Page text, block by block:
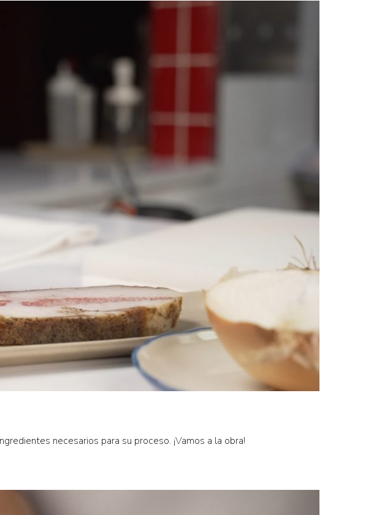
necesarios para su proceso. ¡Vamos a la obra!